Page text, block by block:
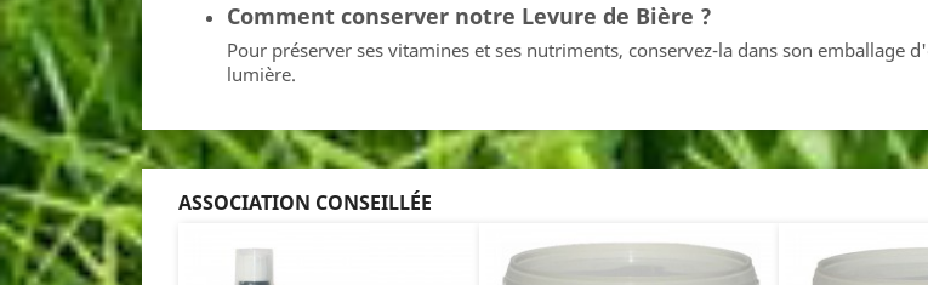
Comment conserver notre Levure de Bière ?
Pour préserver ses vitamines et ses nutriments, conservez-la dans son emballage
lumière.
ASSOCIATION CONSEILLÉE